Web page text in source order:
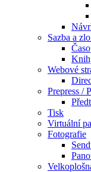
Sazba a
Webové
Prepress /
Tisk
Virtuální
Fotografie